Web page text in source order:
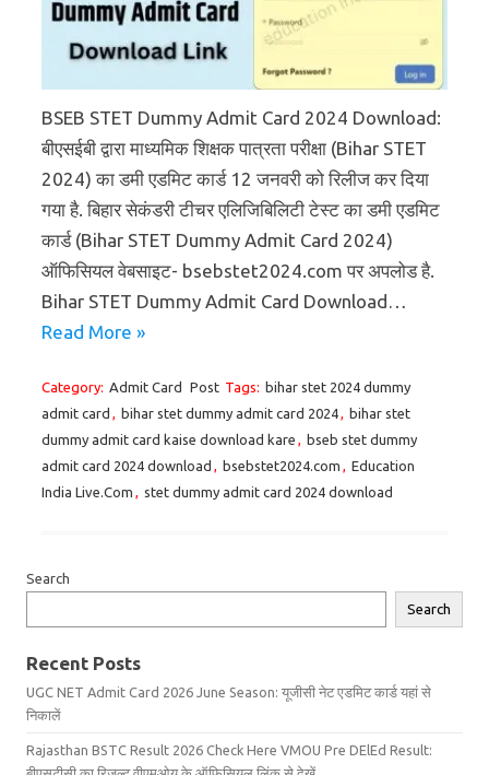
BSEB STET Dummy Admit Card 2024 Download:
बीएसईबी द्वारा माध्यमिक शिक्षक पात्रता परीक्षा (Bihar STET
2024) का डमी एडमिट कार्ड 12 जनवरी को रिलीज कर दिया
गया है. बिहार सेकंडरी टीचर एलिजिबिलिटी टेस्ट का डमी एडमिट
कार्ड (Bihar STET Dummy Admit Card 2024)
ऑफिसियल वेबसाइट- bsebstet2024.com पर अपलोड है.
Bihar STET Dummy Admit Card Download…
Read More »
Category: Admit Card Post Tags: bihar stet 2024 dummy
admit card , bihar stet dummy admit card 2024, bihar stet
dummy admit card kaise download kare , bseb stet dummy
admit card 2024 download , bsebstet2024.com , Education
India Live.Com , stet dummy admit card 2024 download
Search
Search
Recent Posts
UGC NET Admit Card 2026 June Season: यूजीसी नेट एडमिट कार्ड यहां से
निकालें
Rajasthan BSTC Result 2026 Check Here VMOU Pre DElEd Result: